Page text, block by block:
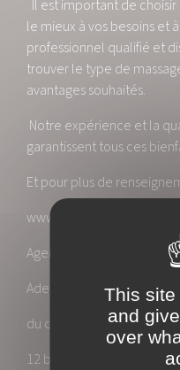
Il est important de
le mieux à vos besoins et
professionnel qualifié et
trouver le type de
avantages souhaités.
Notre expérience et la
garantissent tous ces
Et pour plus de
www.oxyzen-metz.com
Agenda en ligne : http:/
Adeline, Marlène, Cédric
du centre Oxyzen Metz
12 bis Rue du Grand Cerf
This
and
over